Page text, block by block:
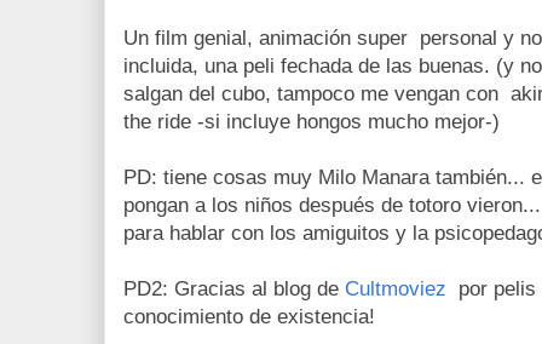
Un film genial, animación super personal y
incluida, una peli fechada de las buenas. (y
salgan del cubo, tampoco me vengan con
the ride -si incluye hongos mucho mejor-)
PD: tiene cosas muy Milo Manara también...
pongan a los niños después de totoro
para hablar con los amiguitos y la
PD2: Gracias al blog de Cultmoviez por
conocimiento de existencia!